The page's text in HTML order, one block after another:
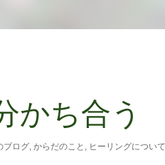
かち合う
ブログ, からだのこと , ヒーリングについて